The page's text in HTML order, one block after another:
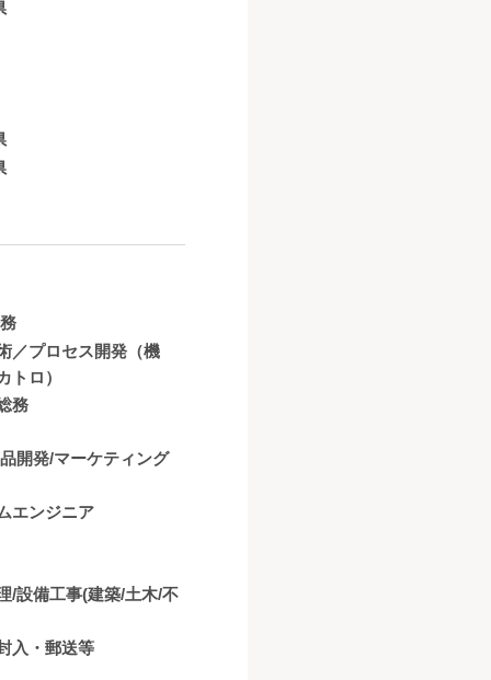
／プロセス開発（機
トロ）
務
開発/マーケティング
エンジニア
/設備工事(建築/土木/不
入・郵送等